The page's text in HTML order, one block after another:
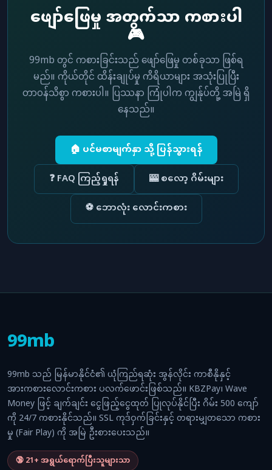
ဖျော်ဖြေမှု အတွက်သာ ကစားပါ
🎮
99mb တွင် ကစားခြင်းသည် ဖျော်ဖြေမှု တစ်ခုသာ ဖြစ်ရ
မည်။ ကိုယ်တိုင် ထိန်းချုပ်မှု ကိရိယာများ အသုံးပြုပြီး
တာဝန်သိစွာ ကစားပါ။ ပြဿနာ ကြုံပါက ကျွန်ုပ်တို့ အမြဲ ရှိ
နေသည်။
🏠 ပင်မစာမျက်နှာ သို့ ပြန်သွားရန်
❓ FAQ ကြည့်ရှုရန်
🎰 စလော့ ဂိမ်းများ
⚽ ဘောလုံး လောင်းကစား
99mb
99mb သည် မြန်မာနိုင်ငံ၏ ယုံကြည်ရဆုံး အွန်လိုင်း ကာစီနိုနှင့်
အားကစားလောင်းကစား ပလက်ဖောင်းဖြစ်သည်။ KBZPay၊ Wave
Money ဖြင့် ချက်ချင်း ငွေဖြည့်ငွေထုတ် ပြုလုပ်နိုင်ပြီး ဂိမ်း 500 ကျော်
ကို 24/7 ကစားနိုင်သည်။ SSL ကုဒ်ဝှက်ခြင်းနှင့် တရားမျှတသော ကစား
မှု (Fair Play) ကို အမြဲ ဦးစားပေးသည်။
🔞 21+ အရွယ်ရောက်ပြီးသူများသာ